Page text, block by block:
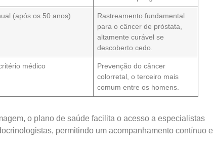
(após os 50 anos)
Rastreamento fundamental
para o câncer de próstata,
altamente curável se
descoberto cedo.
médico
Prevenção do câncer
colorretal, o terceiro mais
comum entre os homens.
o plano de saúde facilita o acesso a especialistas
permitindo um acompanhamento contínuo e